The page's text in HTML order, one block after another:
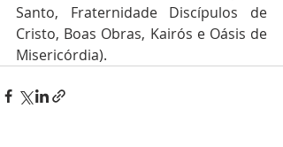
Santo, Fraternidade Discípulos de
Cristo, Boas Obras, Kairós e Oásis de
Misericórdia).